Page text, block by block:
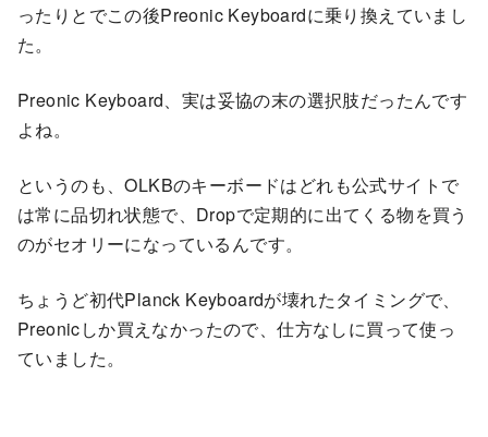
ったりとでこの後Preonic Keyboardに乗り換えていまし
た。
Preonic Keyboard、実は妥協の末の選択肢だったんです
よね。
というのも、OLKBのキーボードはどれも公式サイトで
は常に品切れ状態で、Dropで定期的に出てくる物を買う
のがセオリーになっているんです。
ちょうど初代Planck Keyboardが壊れたタイミングで、
Preonicしか買えなかったので、仕方なしに買って使っ
ていました。